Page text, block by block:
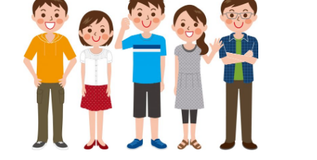
サイトマップ